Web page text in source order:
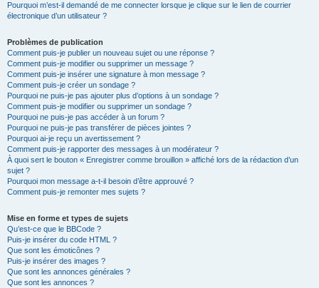
Pourquoi m’est-il demandé de me connecter lorsque je clique sur le lien de courrier
électronique d’un utilisateur ?
Problèmes de publication
Comment puis-je publier un nouveau sujet ou une réponse ?
Comment puis-je modifier ou supprimer un message ?
Comment puis-je insérer une signature à mon message ?
Comment puis-je créer un sondage ?
Pourquoi ne puis-je pas ajouter plus d’options à un sondage ?
Comment puis-je modifier ou supprimer un sondage ?
Pourquoi ne puis-je pas accéder à un forum ?
Pourquoi ne puis-je pas transférer de pièces jointes ?
Pourquoi ai-je reçu un avertissement ?
Comment puis-je rapporter des messages à un modérateur ?
À quoi sert le bouton « Enregistrer comme brouillon » affiché lors de la rédaction d’un
sujet ?
Pourquoi mon message a-t-il besoin d’être approuvé ?
Comment puis-je remonter mes sujets ?
Mise en forme et types de sujets
Qu’est-ce que le BBCode ?
Puis-je insérer du code HTML ?
Que sont les émoticônes ?
Puis-je insérer des images ?
Que sont les annonces générales ?
Que sont les annonces ?